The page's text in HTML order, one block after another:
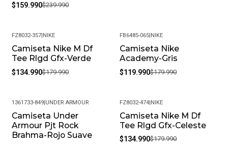
$159.990$239.990
-25%
FZ8032-357| NIKE
Camiseta Nike M Df
Tee Rlgd Gfx-Verde
$134.990$179.990
-33%
FB6485-065 NIKE
Camiseta Nike
Academy-Gris
$119.990$179.990
-36%
1361733-849| UNDER ARMOUR
Camiseta Under
Armour Pjt Rock
Brahma-Rojo Suave
-25%
FZ8032-474 NIKE
Camiseta Nike M Df
Tee Rlgd Gfx-Celeste
$134.990$179.990